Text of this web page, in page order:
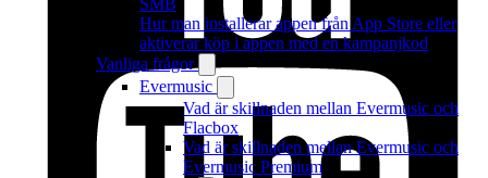
SMB
Hur man installerar appen från App Store eller
aktiverar köp i appen med en kampanjkod
Vanliga frågor
Evermusic
Vad är skillnaden mellan Evermusic och
Flacbox
Vad är skillnaden mellan Evermusic och
Evermusic Premium